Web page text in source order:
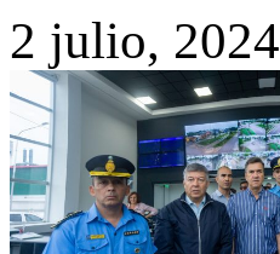
2 julio, 2024